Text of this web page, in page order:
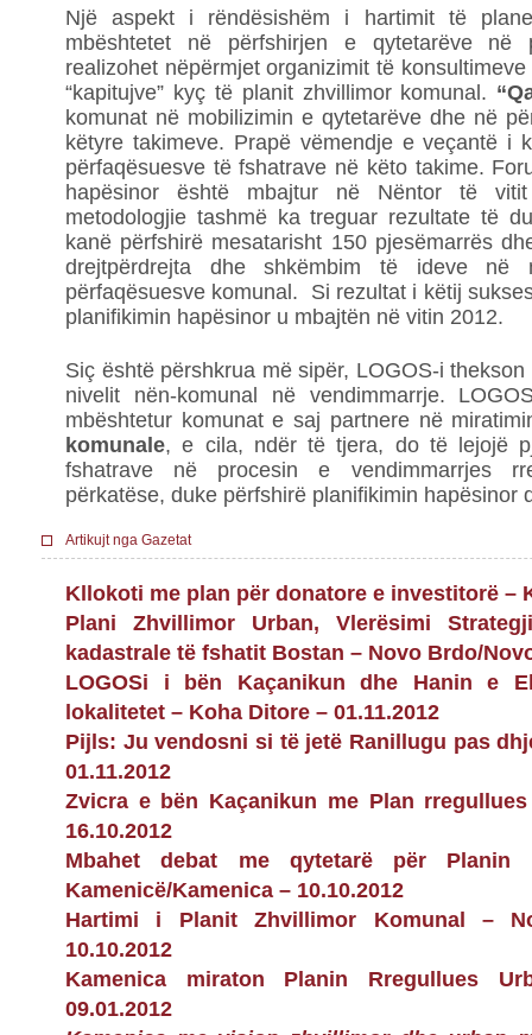
Një aspekt i rëndësishëm i hartimit të
mbështetet në përfshirjen e qytetarëve në
realizohet nëpërmjet organizimit të
“kapitujve” kyç të planit zhvillimor komunal.
komunat në mobilizimin e qytetarëve dhe në
këtyre takimeve. Prapë vëmendje e veçantë i
përfaqësuesve të fshatrave në këto takime.
hapësinor është mbajtur në Nëntor të
metodologjie tashmë ka treguar rezultate të
kanë përfshirë mesatarisht 150 pjesëmarrës
drejtpërdrejta dhe shkëmbim të ideve në
përfaqësuesve komunal. Si rezultat i këtij
planifikimin hapësinor u mbajtën në vitin 2012.
Siç është përshkrua më sipër, LOGOS-i
nivelit nën-komunal në vendimmarrje.
mbështetur komunat e saj partnere në
komunale, e cila, ndër të tjera, do të lejojë
fshatrave në procesin e vendimmarrjes
përkatëse, duke përfshirë planifikimin hapësinor
Artikujt nga Gazetat
Kllokoti me plan për donatore e investitorë –
Plani Zhvillimor Urban, Vlerësimi
kadastrale të fshatit Bostan – Novo Brdo/
LOGOS­i i bën Kaçanikun dhe Hanin e
lokalitetet – Koha Ditore – 01.11.2012
Pijls: Ju vendosni si të jetë Ranillugu pas
01.11.2012
Zvicra e bën Kaçanikun me Plan
16.10.2012
Mbahet debat me qytetarë për Planin
Kamenicë/Kamenica – 10.10.2012
Hartimi i Planit Zhvillimor Komunal –
10.10.2012
Kamenica miraton Planin Rregullues
09.01.2012